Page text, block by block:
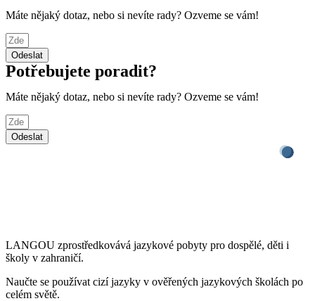
Máte nějaký dotaz, nebo si nevíte rady? Ozveme se vám!
Odeslat
Potřebujete poradit?
Máte nějaký dotaz, nebo si nevíte rady? Ozveme se vám!
Odeslat
LANGOU zprostředkovává jazykové pobyty pro dospělé, děti i
školy v zahraničí.
Naučte se používat cizí jazyky v ověřených jazykových školách po
celém světě.